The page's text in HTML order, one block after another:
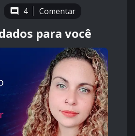
4 Comentar
para você